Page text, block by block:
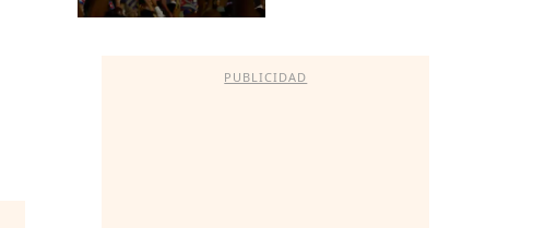
PUBLICIDAD